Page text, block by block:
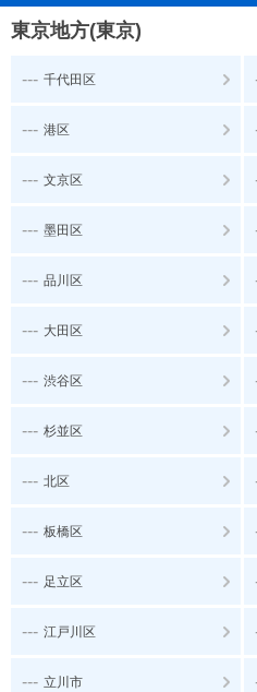
東京地方(東京)
--- 千代田区
--- 港区
--- 文京区
--- 墨田区
--- 品川区
--- 大田区
--- 渋谷区
--- 杉並区
--- 北区
--- 板橋区
--- 足立区
--- 江戸川区
--- 立川市